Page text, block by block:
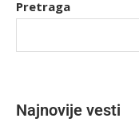
Pretraga
Najnovije vesti